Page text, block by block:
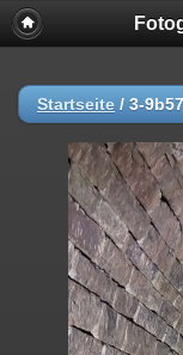
Startseite / 3-